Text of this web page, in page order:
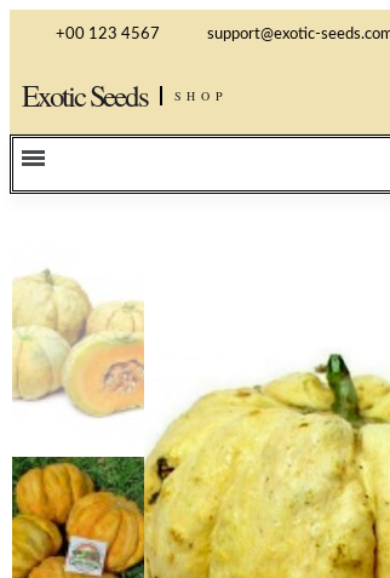
+00 123 4567 support@exotic-
Exotic Seeds SHOP